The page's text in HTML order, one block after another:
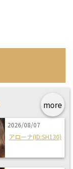
more
2026/08/07
アローナ(ID:SH130)